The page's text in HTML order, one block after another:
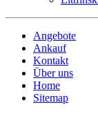
Angebote
Ankauf
Kontakt
Über uns
Home
Sitemap